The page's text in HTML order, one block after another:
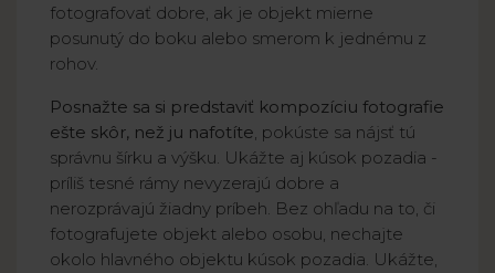
fotografovať dobre, ak je objekt mierne
posunutý do boku alebo smerom k jednému z
rohov.
Posnažte sa si predstaviť kompozíciu fotografie
ešte skôr, než ju nafotíte, pokúste sa nájsť tú
správnu šírku a výšku. Ukážte aj kúsok pozadia -
príliš tesné rámy nevyzerajú dobre a
nerozprávajú žiadny príbeh. Bez ohľadu na to, či
fotografujete objekt alebo osobu, nechajte
okolo hlavného objektu kúsok pozadia. Ukážte,